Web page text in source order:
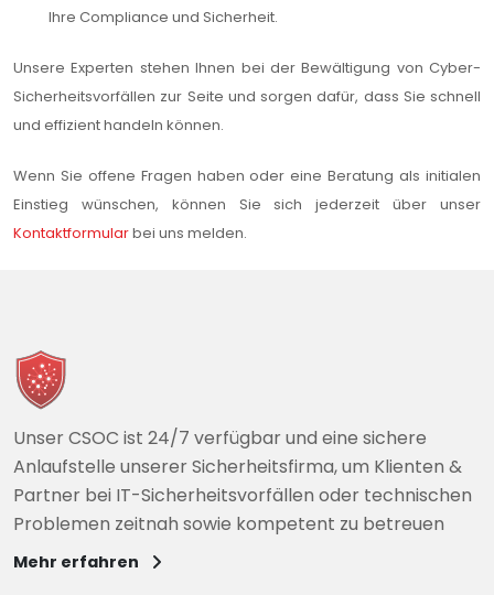
Ihre Compliance und Sicherheit.
Unsere Experten stehen Ihnen bei der Bewältigung von Cyber-
Sicherheitsvorfällen zur Seite und sorgen dafür, dass Sie schnell
und effizient handeln können.
Wenn Sie offene Fragen haben oder eine Beratung als initialen
Einstieg wünschen, können Sie sich jederzeit über unser
Kontaktformularbei uns melden.
Unser CSOC ist 24/7 verfügbar und eine sichere
Anlaufstelle unserer Sicherheitsfirma, um Klienten &
Partner bei IT-Sicherheitsvorfällen oder technischen
Problemen zeitnah sowie kompetent zu betreuen
Mehr erfahren